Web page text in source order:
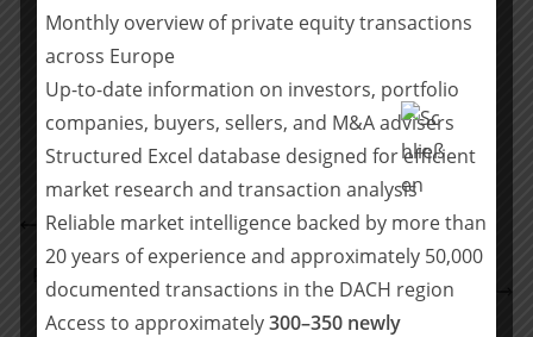
Teilen mit:
Teilen
Arsenal Acquires ATP Group from Bregal
Unternehmerkapital
POELLATH, Springer/Kuss und Momentum beraten
SOLCOM beim Verkauf an House of HR
Monthly overview of private equity transactions
across Europe
Up-to-date information on investors, portfolio
companies, buyers, sellers, and M&A advisers
Structured Excel database designed for efficient
market research and transaction analysis
Reliable market intelligence backed by more than
20 years of experience and approximately 50,000
documented transactions in the DACH region
Access to approximately300–350 newly